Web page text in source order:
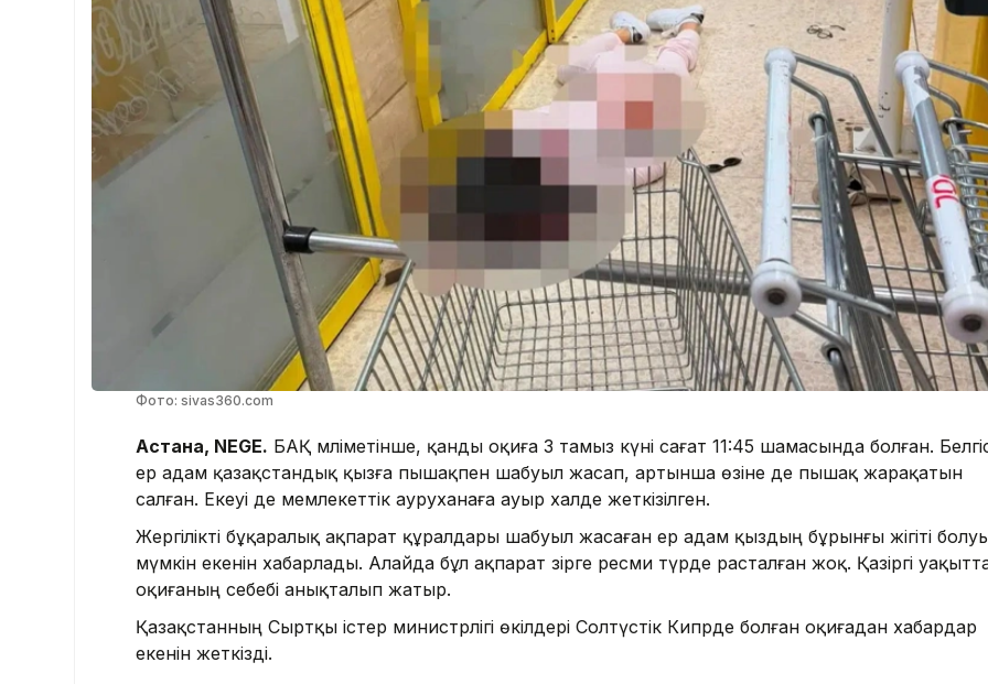
Фото: sivas360.com
Астана, NEGE. БАҚ мәліметінше, қанды оқиға 3 тамыз күні сағат 11:45 шамасында болған.
ер адам қазақстандық қызға пышақпен шабуыл жасап, артынша өзіне де пышақ жарақатын
салған. Екеуі де мемлекеттік ауруханаға ауыр халде жеткізілген.
Жергілікті бұқаралық ақпарат құралдары шабуыл жасаған ер адам қыздың бұрынғы жігіті
мүмкін екенін хабарлады. Алайда бұл ақпарат әзірге ресми түрде расталған жоқ. Қазіргі
оқиғаның себебі анықталып жатыр.
Қазақстанның Сыртқы істер министрлігі өкілдері Солтүстік Кипрде болған оқиғадан хабардар
екенін жеткізді.